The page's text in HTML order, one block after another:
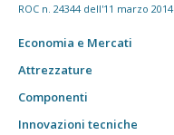
ROC n. 24344 dell'11 marzo 2014
Economia e Mercati
Attrezzature
Componenti
Innovazioni tecniche